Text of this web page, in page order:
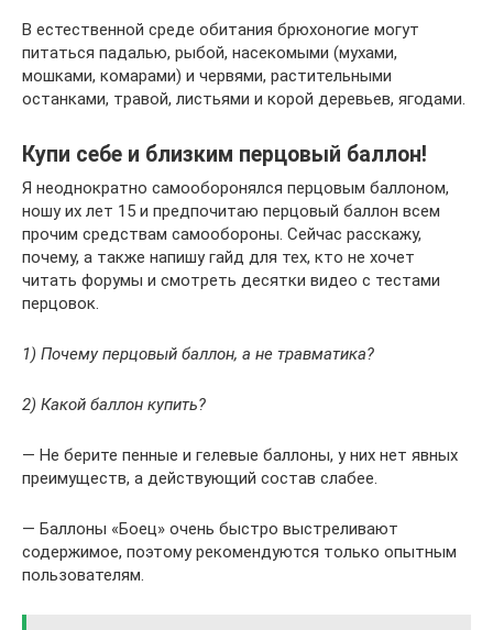
В естественной среде обитания брюхоногие могут
питаться падалью, рыбой, насекомыми (мухами,
мошками, комарами) и червями, растительными
останками, травой, листьями и корой деревьев, ягодами.
Купи себе и близким перцовый баллон!
Я неоднократно самооборонялся перцовым баллоном,
ношу их лет 15 и предпочитаю перцовый баллон всем
прочим средствам самообороны. Сейчас расскажу,
почему, а также напишу гайд для тех, кто не хочет
читать форумы и смотреть десятки видео с тестами
перцовок.
1) Почему перцовый баллон, а не травматика?
2) Какой баллон купить?
— Не берите пенные и гелевые баллоны, у них нет явных
преимуществ, а действующий состав слабее.
— Баллоны «Боец» очень быстро выстреливают
содержимое, поэтому рекомендуются только опытным
пользователям.